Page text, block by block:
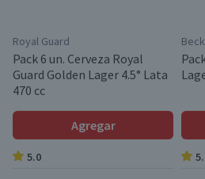
Royal Guard
Pack 6 un. Cerveza Royal
Guard Golden Lager 4.5° Lata
470 cc
Agregar
5.0